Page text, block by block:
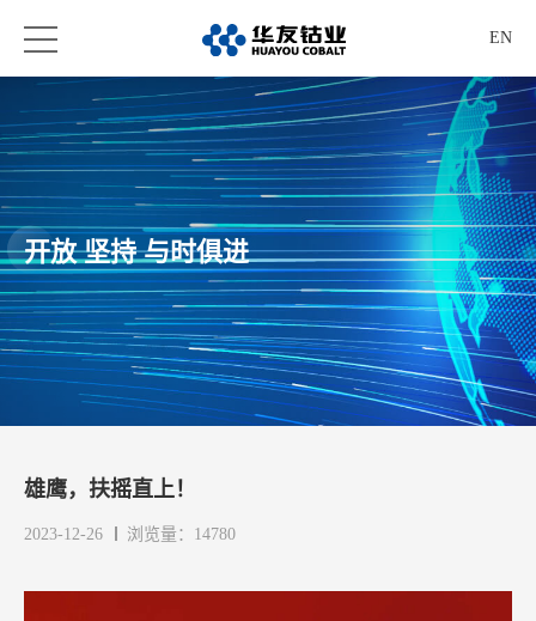
EN
开放 坚持 与时俱进
雄鹰，扶摇直上！
2023-12-26 浏览量：14780